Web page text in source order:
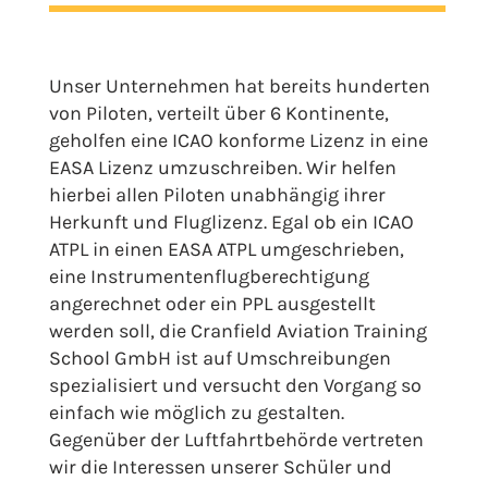
Unser Unternehmen hat bereits hunderten
von Piloten, verteilt über 6 Kontinente,
geholfen eine ICAO konforme Lizenz in eine
EASA Lizenz umzuschreiben. Wir helfen
hierbei allen Piloten unabhängig ihrer
Herkunft und Fluglizenz. Egal ob ein ICAO
ATPL in einen EASA ATPL umgeschrieben,
eine Instrumentenflugberechtigung
angerechnet oder ein PPL ausgestellt
werden soll, die Cranfield Aviation Training
School GmbH ist auf Umschreibungen
spezialisiert und versucht den Vorgang so
einfach wie möglich zu gestalten.
Gegenüber der Luftfahrtbehörde vertreten
wir die Interessen unserer Schüler und